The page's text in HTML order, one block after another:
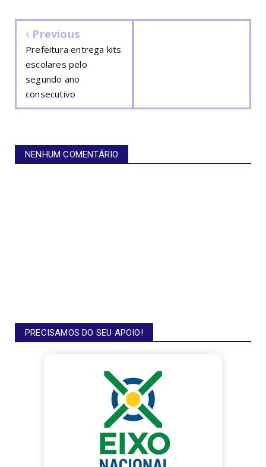
Previous
Prefeitura entrega kits
escolares pelo
segundo ano
consecutivo
NENHUM COMENTÁRIO
PRECISAMOS DO SEU APOIO!